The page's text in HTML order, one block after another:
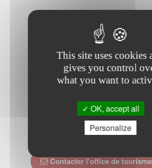
Office de tourisme de
42, place rihour
+33 (0)3.59.57.94.00
Site officiel de l Office de tourisme
Contacter l'office de tourisme
This site uses cookies
gives you control
what you want to
OK, accept all
Personalize